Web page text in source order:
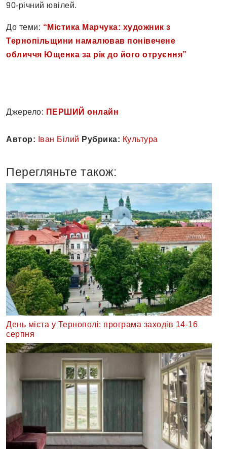
90-річний ювілей.
До теми: “Містика Марчука: художник з
Тернопільщини намалював понівечене
обличчя Ющенка за рік до його отруєння”
Джерело: ПЕРШИЙ онлайн
Автор: Іван Білий Рубрика: Культура
Перегляньте також:
День міста у Тернополі: програма заходів 14-16
серпня